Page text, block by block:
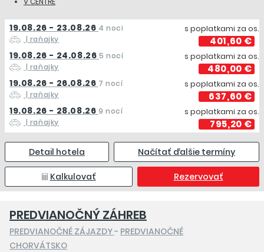
19.08.26 - 23.08.26 4 noci
| raňajky
s poplatkami za os.
401,60 €
19.08.26 - 24.08.26 5 nocí
| raňajky
s poplatkami za os.
480,00 €
19.08.26 - 26.08.26 7 nocí
| raňajky
s poplatkami za os.
637,60 €
19.08.26 - 28.08.26 9 nocí
| raňajky
s poplatkami za os.
795,20 €
Detail hotela Načítať ďalšie termíny
Kalkulovať Rezervovať
PREDVIANOČNÝ ZÁHREB
PREDVIANOČNÉ ZÁJAZDY- PREDVIANOČNÉ
CHORVÁTSKO